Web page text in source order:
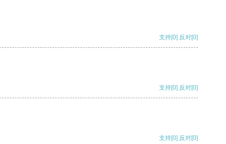
支持[0] 反对[0]
支持[0] 反对[0]
支持[0] 反对[0]